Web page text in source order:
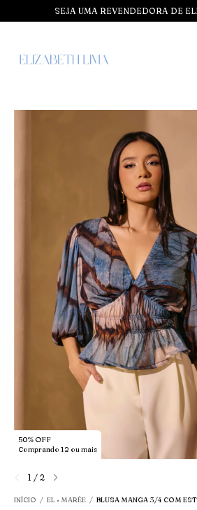
SEJA UMA REVENDEDORA DE
50% OFF
Comprando 12 ou mais
1 / 2
INÍCIO / EL • MARÉE / BLUSA MANGA 3/4 COM